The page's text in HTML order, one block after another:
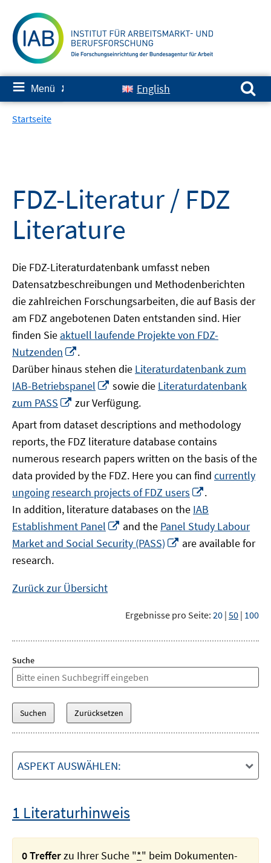
zum
Inhalt
≡ Menü ✘ English
Suchen nach:
Startseite
FDZ-Literatur / FDZ
Literature
Die FDZ-Literaturdatenbank umfasst neben
Datensatzbeschreibungen und Methodenberichten
die zahlreichen Forschungsarbeiten, die auf Basis der
am FDZ angebotenen Daten entstanden sind. Hier
finden Sie aktuell laufende Projekte von FDZ-
Nutzenden
neuem
Fenster
öffnen
.
Darüber hinaus stehen die Literaturdatenbank zum
IAB-Betriebspanel
In
neuem
Fenster
öffnen
sowie die Literaturdatenbank
zum PASS
In
Fenster
öffnen
zur Verfügung.
Apart from dataset descriptions and methodology
reports, the FDZ literature database contains
numerous research papers written on the basis of the
data provided by the FDZ. Here you can find currently
ungoing research projects of FDZ users
neuem
Fenster
öffnen
.
In addition, literature databases on the IAB
Establishment Panel
In
neuem
Fenster
and the Panel Study Labour
Market and Social Security (PASS)
In
are available for
research.
Zurück zur Übersicht
Ergebnisse pro Seite: 20 | 50 | 100
Suche
ASPEKT AUSWÄHLEN:
1 Literaturhinweis
0 Trefferzu Ihrer Suche "*" beim Dokumenten-